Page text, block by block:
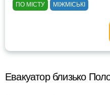
ПО МІСТУ МІЖМІСЬКІ
Евакуатор близько